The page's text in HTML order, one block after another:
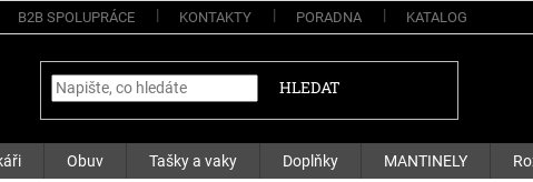
B2B SPOLUPRÁCE KONTAKTY PORADNA KATALOG
HLEDAT
Obuv Tašky a vaky Doplňky MANTINELY